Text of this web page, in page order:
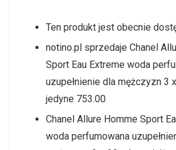
Ten produkt jest obecnie
notino.pl sprzedaje Chanel
Sport Eau Extreme woda
uzupełnienie dla mężczyzn 3
jedyne 753.00
Chanel Allure Homme Sport
woda perfumowana